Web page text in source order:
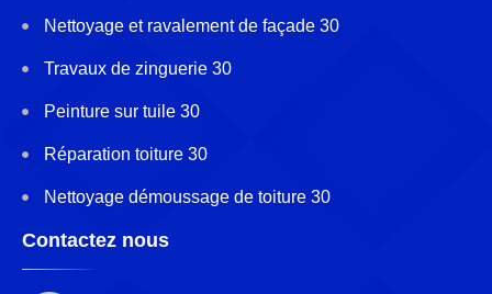
Nettoyage et ravalement de façade 30
Travaux de zinguerie 30
Peinture sur tuile 30
Réparation toiture 30
Nettoyage démoussage de toiture 30
Contactez nous